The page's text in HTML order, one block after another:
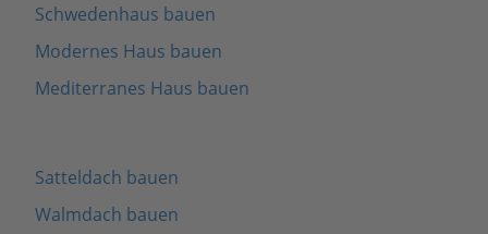
Schwedenhaus bauen
Modernes Haus bauen
Mediterranes Haus bauen
Satteldach bauen
Walmdach bauen